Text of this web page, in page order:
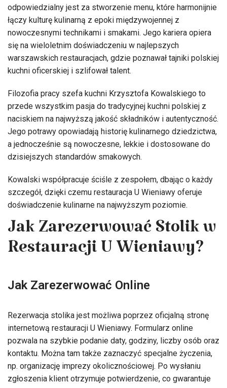
odpowiedzialny jest za stworzenie menu, które harmonijnie
łączy kulturę kulinarną z epoki międzywojennej z
nowoczesnymi technikami i smakami. Jego kariera opiera
się na wieloletnim doświadczeniu w najlepszych
warszawskich restauracjach, gdzie poznawał tajniki polskiej
kuchni oficerskiej i szlifował talent.
Filozofia pracy szefa kuchni Krzysztofa Kowalskiego to
przede wszystkim pasja do tradycyjnej kuchni polskiej z
naciskiem na najwyższą jakość składników i autentyczność.
Jego potrawy opowiadają historię kulinarnego dziedzictwa,
a jednocześnie są nowoczesne, lekkie i dostosowane do
dzisiejszych standardów smakowych.
Kowalski współpracuje ściśle z zespołem, dbając o każdy
szczegół, dzięki czemu restauracja U Wieniawy oferuje
doświadczenie kulinarne na najwyższym poziomie.
Jak Zarezerwować Stolik w
Restauracji U Wieniawy?
Jak Zarezerwować Online
Rezerwacja stolika jest możliwa poprzez oficjalną stronę
internetową restauracji U Wieniawy. Formularz online
pozwala na szybkie podanie daty, godziny, liczby osób oraz
kontaktu. Można tam także zaznaczyć specjalne życzenia,
np. organizację imprezy okolicznościowej. Po wysłaniu
zgłoszenia klient otrzymuje potwierdzenie, co gwarantuje